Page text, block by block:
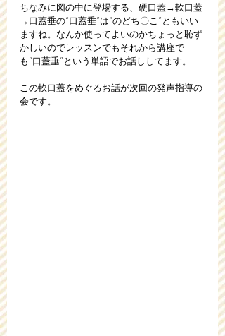
ちなみに図の中に登場する、硬口蓋→軟口蓋
→口蓋垂の“口蓋垂”は“のどち〇こ”ともいい
ますね。なんか使ってよいのかちょっと恥ず
かしいのでレッスンでもそれから講座で
も“口蓋垂”という単語でお話ししてます。
この軟口蓋をめぐるお話が次回の発声指導の
会です。